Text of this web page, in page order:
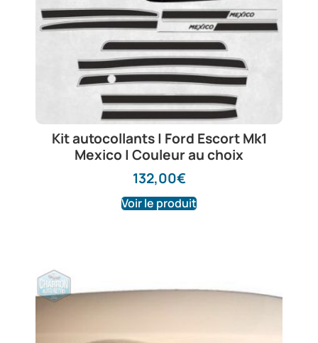
Kit autocollants | Ford Escort Mk1
Mexico | Couleur au choix
132,00€
Voir le produit